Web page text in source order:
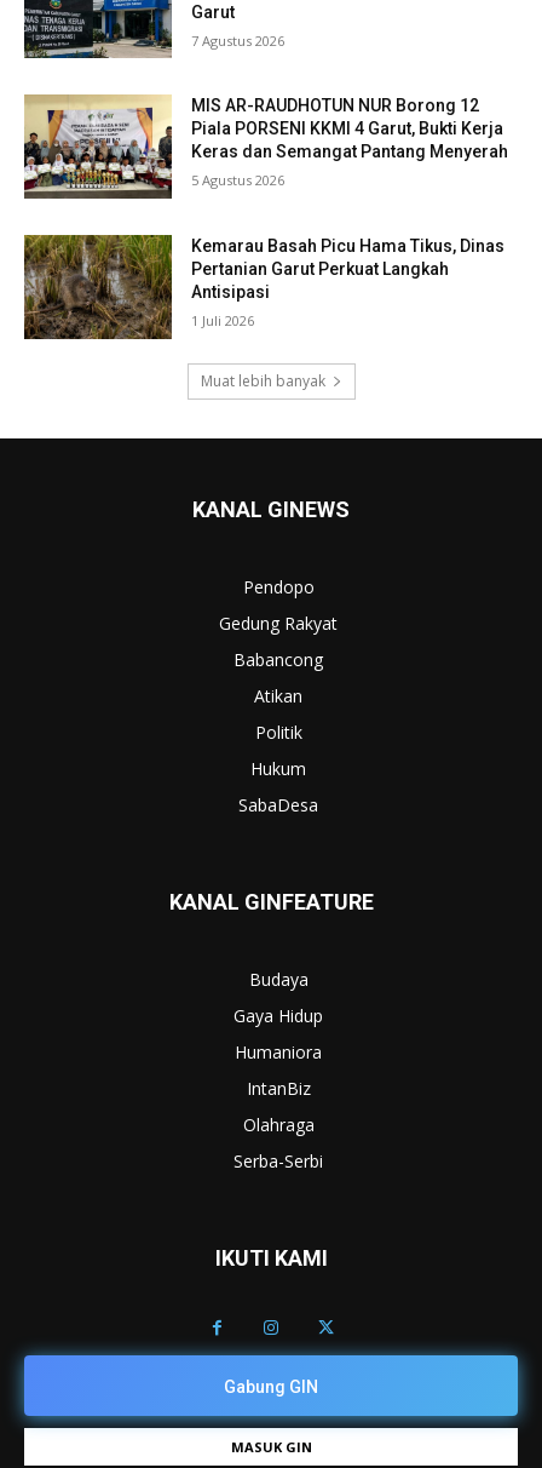
Garut
7 Agustus 2026
MIS AR-RAUDHOTUN NUR Borong 12
Piala PORSENI KKMI 4 Garut, Bukti Kerja
Keras dan Semangat Pantang Menyerah
5 Agustus 2026
Kemarau Basah Picu Hama Tikus, Dinas
Pertanian Garut Perkuat Langkah
Antisipasi
1 Juli 2026
Muat lebih banyak
KANAL GINEWS
Pendopo
Gedung Rakyat
Babancong
Atikan
Politik
Hukum
SabaDesa
KANAL GINFEATURE
Budaya
Gaya Hidup
Humaniora
IntanBiz
Olahraga
Serba-Serbi
IKUTI KAMI
Gabung GIN
MASUK GIN